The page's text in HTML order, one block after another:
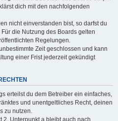
dich mit den nachfolgenden
nicht einverstanden bist, so darfst du
die Nutzung des Boards gelten
Regelungen.
Zeit geschlossen und kann
einer Frist jederzeit gekündigt
erteilst du dem Betreiber ein einfaches,
und unentgeltliches Recht, deinen
zu nutzen.
2, Unterpunkt a bleibt auch nach